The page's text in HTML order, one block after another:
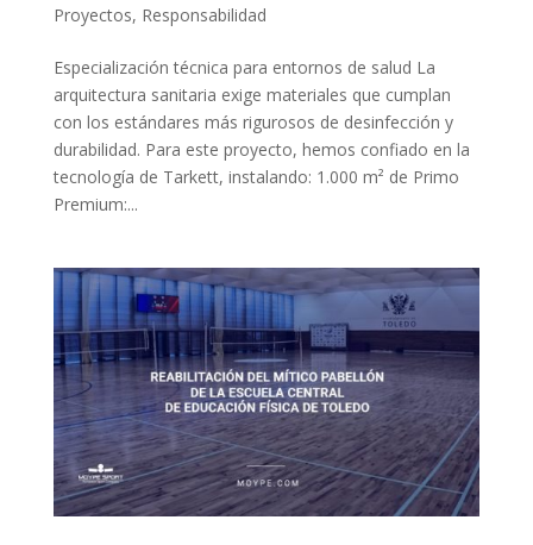
Proyectos, Responsabilidad
Especialización técnica para entornos de salud La
arquitectura sanitaria exige materiales que cumplan
con los estándares más rigurosos de desinfección y
durabilidad. Para este proyecto, hemos confiado en la
tecnología de Tarkett, instalando: 1.000 m² de Primo
Premium:...